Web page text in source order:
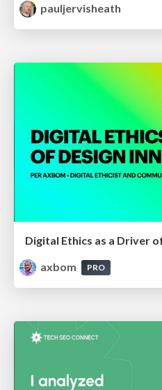
pauljervisheath
Digital Ethics as a Driver
axbom
PRO